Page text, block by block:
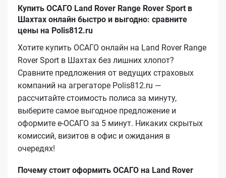
Купить ОСАГО Land Rover Range Rover Sport в
Шахтах онлайн быстро и выгодно: сравните
цены на Polis812.ru
Хотите купить ОСАГО онлайн на Land Rover Range
Rover Sport в Шахтах без лишних хлопот?
Сравните предложения от ведущих страховых
компаний на агрегаторе Polis812.ru —
рассчитайте стоимость полиса за минуту,
выберите самое выгодное предложение и
оформите е‑ОСАГО за 5 минут. Никаких скрытых
комиссий, визитов в офис и ожидания в
очередях!
Почему стоит оформить ОСАГО на Land Rover